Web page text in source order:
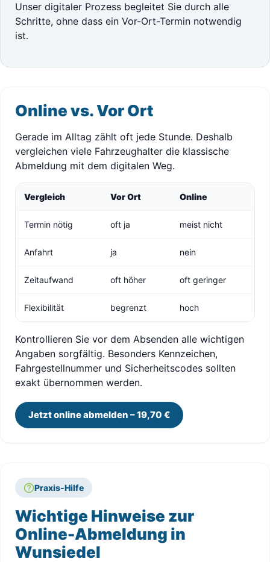
Unser digitaler Prozess begleitet Sie durch alle
Schritte, ohne dass ein Vor-Ort-Termin notwendig
ist.
Online vs. Vor Ort
Gerade im Alltag zählt oft jede Stunde. Deshalb
vergleichen viele Fahrzeughalter die klassische
Abmeldung mit dem digitalen Weg.
Vergleich Vor Ort Online
Termin nötig oft ja meist nicht
Anfahrt ja nein
Zeitaufwand oft höher oft geringer
Flexibilität begrenzt hoch
Kontrollieren Sie vor dem Absenden alle wichtigen
Angaben sorgfältig. Besonders Kennzeichen,
Fahrgestellnummer und Sicherheitscodes sollten
exakt übernommen werden.
Jetzt online abmelden – 19,70 €
Praxis-Hilfe
Wichtige Hinweise zur
Online-Abmeldung in
Wunsiedel